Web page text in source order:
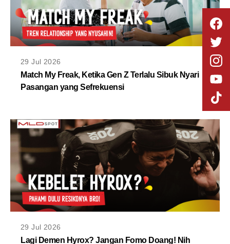
29 Jul 2026
Match My Freak, Ketika Gen Z Terlalu Sibuk Nyari
Pasangan yang Sefrekuensi
29 Jul 2026
Lagi Demen Hyrox? Jangan Fomo Doang! Nih